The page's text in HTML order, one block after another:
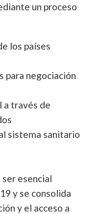
un proceso
los países
para negociación
a través de
sistema sanitario
esencial
y se consolida
y el acceso a